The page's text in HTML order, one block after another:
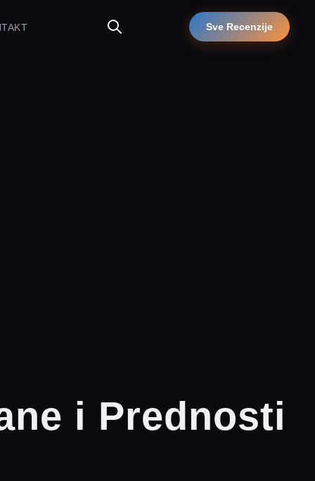
Sve Recenzije
i Prednosti